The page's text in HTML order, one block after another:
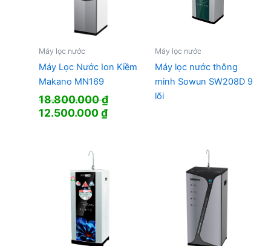
Máy lọc nước
Máy Lọc Nước Ion Kiềm
Makano MN169
18.800.000₫
Giá
18.800.000 ₫.
12.500.000₫Giá
Máy lọc nước
Máy lọc nước thông
minh Sowun SW208D 9
lõi